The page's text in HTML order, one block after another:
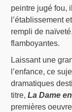
peintre jugé fou,
l’établissement
rempli de
flamboyantes.
Laissant une
l’enfance, ce
dramatiques
titre,La Dame
premières